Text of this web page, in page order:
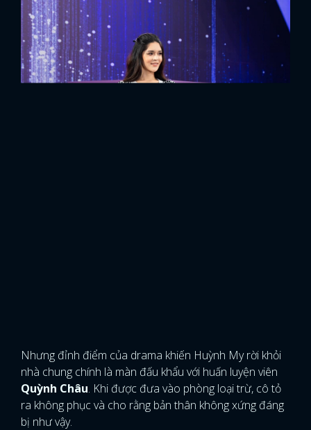
Nhưng đỉnh điểm của drama khiến Huỳnh My rời khỏi
nhà chung chính là màn đấu khẩu với huấn luyện viên
Quỳnh Châu. Khi được đưa vào phòng loại trừ, cô tỏ
ra không phục và cho rằng bản thân không xứng đáng
bị như vậy.